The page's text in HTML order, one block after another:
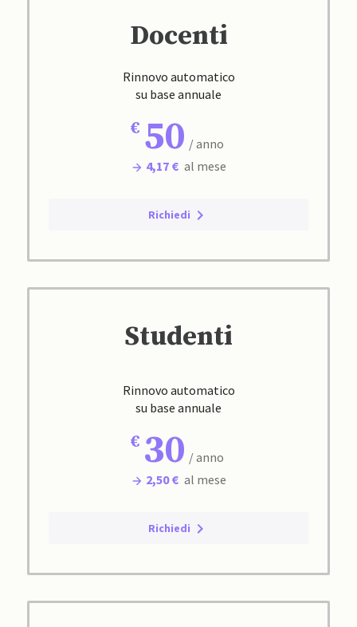
Docenti
Rinnovo automatico
su base annuale
50 / anno
4,17 € al mese
Richiedi
Studenti
Rinnovo automatico
su base annuale
30 / anno
2,50 € al mese
Richiedi